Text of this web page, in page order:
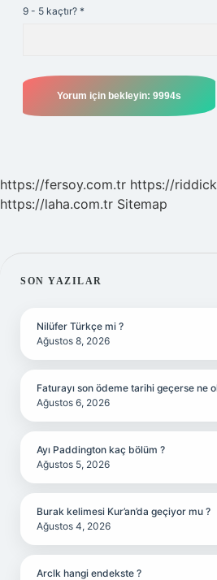
9 - 5 kaçtır? *
https://fersoy.com.tr https://
https://laha.com.tr Sitemap
SIDEBAR
SON YAZILAR
Nilüfer Türkçe mi ?
Ağustos 8, 2026
Faturayı son ödeme tarihi geçerse ne
Ağustos 6, 2026
Ayı Paddington kaç bölüm ?
Ağustos 5, 2026
Burak kelimesi Kur’an’da geçiyor mu ?
Ağustos 4, 2026
Arclk hangi endekste ?